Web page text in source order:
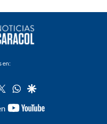
en:
twitterwhatsapp
google
youtube-